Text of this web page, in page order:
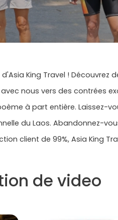
King Travel ! Découvrez
nous vers des contrées
à part entière. Laissez-
du Laos. Abandonnez-
client de 99%, Asia King
de video